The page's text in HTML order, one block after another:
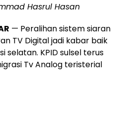
Hasrul Hasan
— Peralihan sistem siaran
TV Digital jadi kabar baik
selatan. KPID sulsel terus
Tv Analog teristerial